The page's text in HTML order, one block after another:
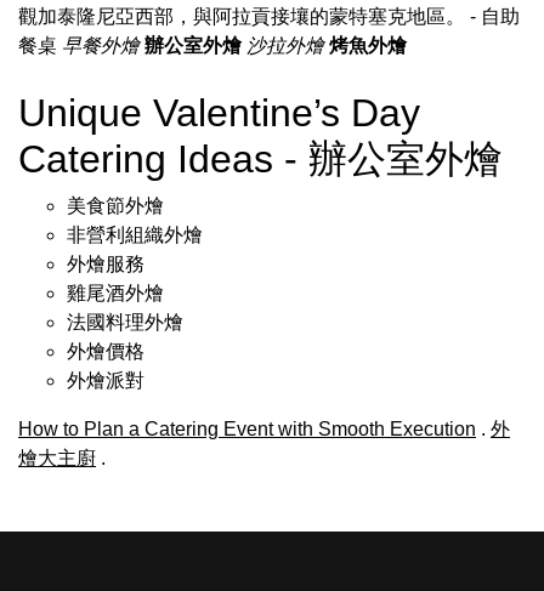
觀加泰隆尼亞西部，與阿拉貢接壤的蒙特塞克地區。 - 自助
餐桌 早餐外燴 辦公室外燴 沙拉外燴 烤魚外燴
Unique Valentine’s Day
Catering Ideas - 辦公室外燴
美食節外燴
非營利組織外燴
外燴服務
雞尾酒外燴
法國料理外燴
外燴價格
外燴派對
How to Plan a Catering Event with Smooth Execution . 外
燴大主廚 .